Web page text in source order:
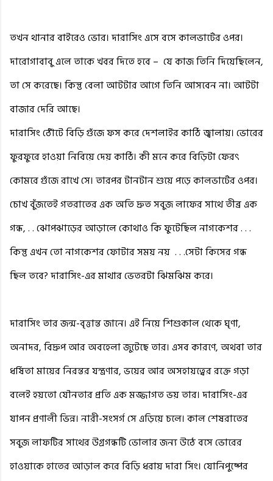
তখন থানার বাইরেও ভোর। দারাসিং এসে বসে কালভার্টের ওপর।
দারোগাবাবু এলে তাকে খবর দিতে হবে – যে কাজ তিনি দিয়েছিলেন,
তা সে করেছে। কিন্তু বেলা আটটার আগে তিনি আসবেন না। আটটা
বাজার দেরি আছে।
দারাসিং ঠোঁটে বিড়ি গুঁজে ফস করে দেশলাইর কাঠি জ্বালায়। ভোরের
ফুরফুরে হাওয়া নিবিয়ে দেয় কাঠি। কী মনে করে বিড়িটা ফেরৎ
কোমরে গুঁজে রাখে সে। তারপর টানটান শুয়ে পড়ে কালভার্টের ওপর।
চোখ বুঁজতেই গতরাতের এক অতি দ্রুত সবুজ লাফের সাথে তীব্র এক
গন্ধ, . . ঝোপঝাড়ের আড়ালে কোথাও কি ফুটেছিল নাগকেশর . . .
কিন্তু এখন তো নাগকেশর ফোটার সময় নয় . . .সেটা কিসের গন্ধ
ছিল তবে? দারাসিং-এর মাথার ভেতরটা ঝিমঝিম করে।
দারাসিং তার জন্ম-বৃত্তান্ত জানে। এই নিয়ে শিশুকাল থেকে ঘৃণা,
অনাদর, বিদ্রুপ আর অবহেলা জুটেছে তার। এসব কারণে, অথবা তার
ধর্ষিতা মায়ের নিরন্তর যন্ত্রণার, ভয়ের আর অসহায়ত্বের রক্তে গড়া
বলেই হয়তো যৌনতার প্রতি এক মজ্জাগত ভয় তার। দারাসিং-এর
যাপন প্রণালী ভিন্ন। নারী-সংসর্গ সে এড়িয়ে চলে। কাল শেষরাতের
সবুজ লাফটির সাথের উগ্রগন্ধটি ভোলার জন্য উঠে বসে ভোরের
হাওয়াকে হাতের আড়াল করে বিড়ি ধরায় দারা সিং। যোনিপুষ্পের